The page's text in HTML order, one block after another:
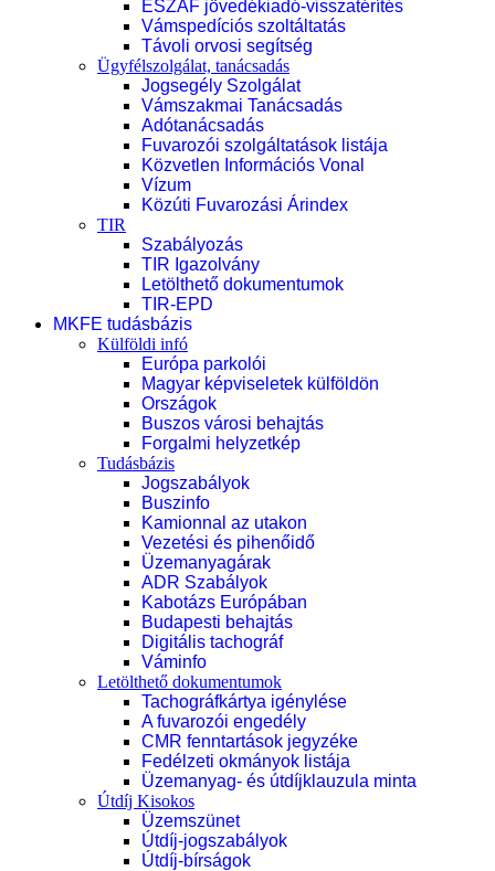
ESZAF jövedékiadó-visszatérítés
Vámspedíciós szoltáltatás
Távoli orvosi segítség
Ügyfélszolgálat, tanácsadás
Jogsegély Szolgálat
Vámszakmai Tanácsadás
Adótanácsadás
Fuvarozói szolgáltatások listája
Közvetlen Információs Vonal
Vízum
Közúti Fuvarozási Árindex
TIR
Szabályozás
TIR Igazolvány
Letölthető dokumentumok
TIR-EPD
MKFE tudásbázis
Külföldi infó
Európa parkolói
Magyar képviseletek külföldön
Országok
Buszos városi behajtás
Forgalmi helyzetkép
Tudásbázis
Jogszabályok
Buszinfo
Kamionnal az utakon
Vezetési és pihenőidő
Üzemanyagárak
ADR Szabályok
Kabotázs Európában
Budapesti behajtás
Digitális tachográf
Váminfo
Letölthető dokumentumok
Tachográfkártya igénylése
A fuvarozói engedély
CMR fenntartások jegyzéke
Fedélzeti okmányok listája
Üzemanyag- és útdíjklauzula minta
Útdíj Kisokos
Üzemszünet
Útdíj-jogszabályok
Útdíj-bírságok